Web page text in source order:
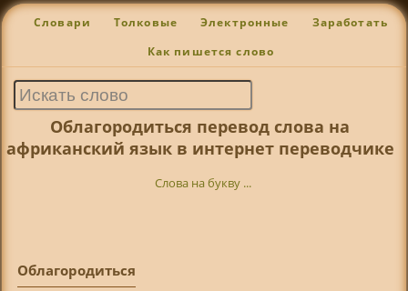
Словари Толковые Электронные Заработать
Как пишется слово
Облагородиться перевод слова на
африканский язык в интернет переводчике
Слова на букву ...
Облагородиться